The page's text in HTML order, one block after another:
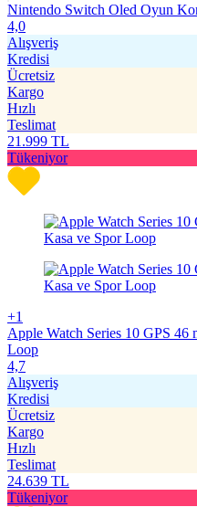
Nintendo Switch Oled Oyun
4,0
Alışveriş
Kredisi
Ücretsiz
Kargo
Hızlı
Teslimat
21.999 TL
Tükeniyor
+1
Apple Watch Series 10 GPS
Loop
4,7
Alışveriş
Kredisi
Ücretsiz
Kargo
Hızlı
Teslimat
24.639 TL
Tükeniyor